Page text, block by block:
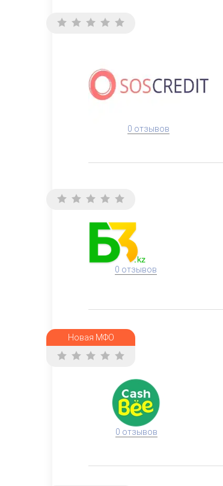
0 отзывов
0 отзывов
Новая МФО
0 отзывов